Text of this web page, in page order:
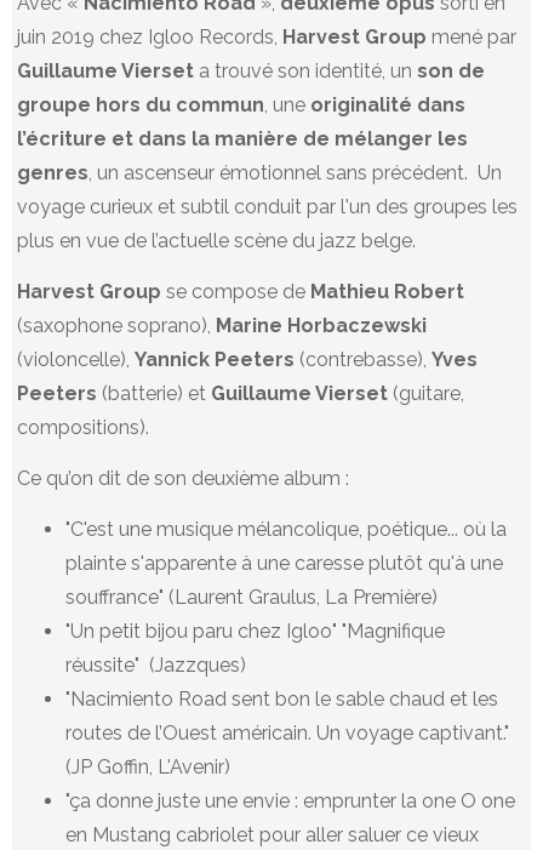
juin 2019 chez Igloo Records, Harvest Group mené par
Guillaume Vierset a trouvé son identité, unson de
groupe hors du commun , une originalité dans
l’écriture et dans la manière de mélanger les
genres , un ascenseur émotionnel sans précédent. Un
voyage curieux et subtil conduit par l'un des groupes les
plus en vue de l’actuelle scène du jazz belge.
Harvest Group se compose de Mathieu Robert
(saxophone soprano), Marine Horbaczewski
(violoncelle),Yannick Peeters (contrebasse),Yves
Peeters (batterie) et Guillaume Vierset (guitare,
compositions).
Ce qu’on dit de son deuxième album :
"C'est une musique mélancolique, poétique... où la
plainte s'apparente à une caresse plutôt qu'à une
souffrance" (Laurent Graulus, La Première)
"Un petit bijou paru chez Igloo" "Magnifique
réussite" (Jazzques)
"Nacimiento Road sent bon le sable chaud et les
routes de l’Ouest américain. Un voyage captivant."
(JP Goffin, L'Avenir)
"ça donne juste une envie : emprunter la one O one
en Mustang cabriolet pour aller saluer ce vieux